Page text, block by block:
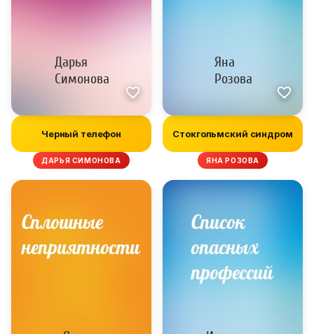
Черный телефон
ДАРЬЯ СИМОНОВА
Стокгольмский синдром
ЯНА РОЗОВА